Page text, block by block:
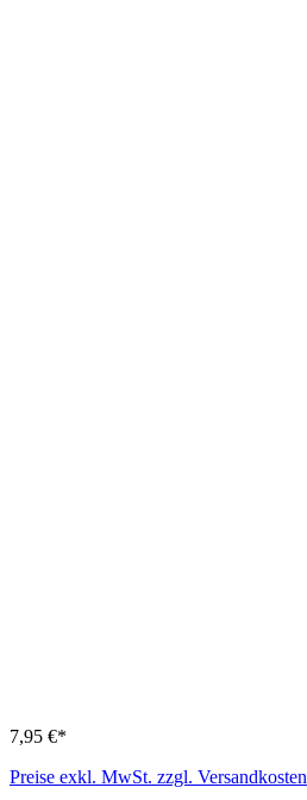
7,95 €*
Preise exkl. MwSt. zzgl. Versandkosten